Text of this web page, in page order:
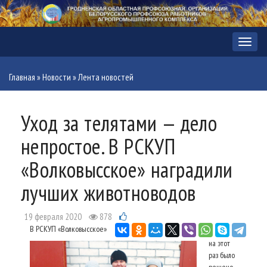
Меню
Главная »Новости »Лента новостей
Уход за телятами — дело
непростое. В РСКУП
«Волковысское» наградили
лучших животноводов
19 февраля 2020 878
В РСКУП «Волковысское»
на этот
раз было